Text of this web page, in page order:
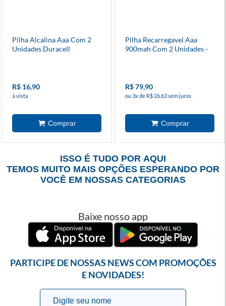
Pilha Alcalina Aaa Com 2
Unidades Duracell
R$ 16,90
à vista
Pilha Recarregavel Aaa
900mah Com 2 Unidades -
R$ 79,90
ou 3x de R$ 26,63 sem juros
ISSO É TUDO POR AQUI
TEMOS MUITO MAIS OPÇÕES ESPERANDO POR
VOCÊ EM NOSSAS CATEGORIAS
Baixe nosso app
PARTICIPE DE NOSSAS NEWS COM PROMOÇÕES
E NOVIDADES!